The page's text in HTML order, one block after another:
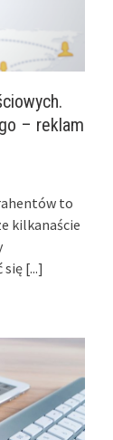
– reklam
to
kilkanaście
się [...]